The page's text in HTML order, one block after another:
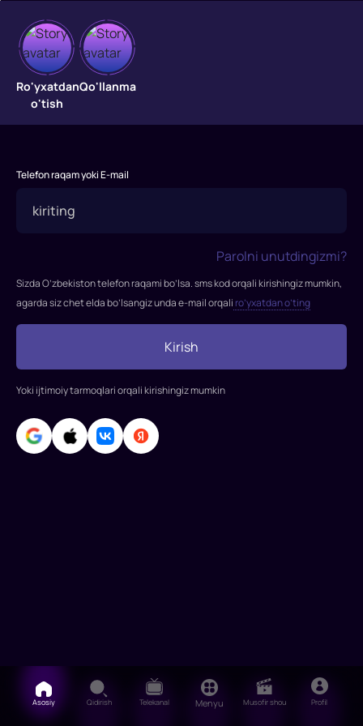
Shrek
"Shrek"
multfilmi
bolalar
asoslangan
Vikki
Jenson
boshqargan
Pictures"
kinostudiyasini
Ro'yxatdan
o'tish
Qo'llanma
Telefon raqam yoki E-mail
Parolni unutdingizmi?
Sizda O’zbekiston telefon raqami bo’lsa. sms kod orqali kirishingiz mumkin,
agarda siz chet elda bo’lsangiz unda e-mail orqali ro’yxatdan o’ting
Kirish
Yoki ijtimoiy tarmoqlari orqali kirishingiz mumkin
Asosiy Qidirish Telekanal Menyu Musofir shou Profil